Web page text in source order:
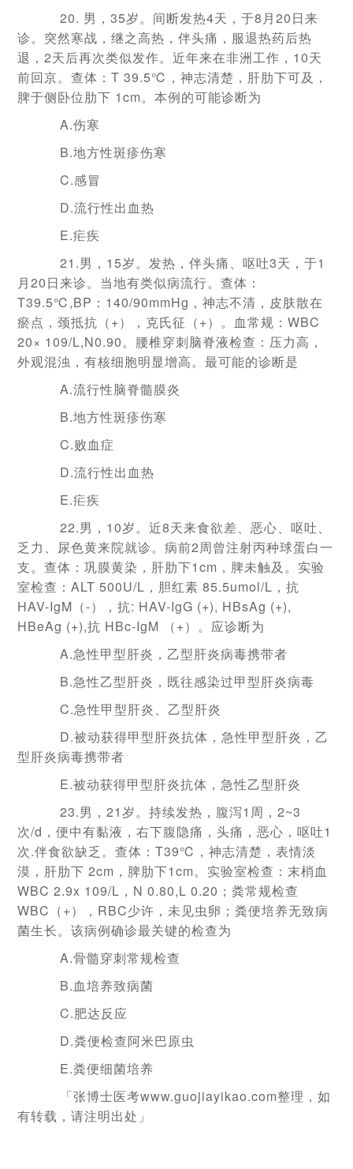
20. 男，35岁。间断发热4天，于8月20日来
诊。突然寒战，继之高热，伴头痛，服退热药后热
退，2天后再次类似发作。近年来在非洲工作，10天
前回京。查体：T 39.5℃，神志清楚，肝肋下可及，
脾于侧卧位肋下 1cm。本例的可能诊断为
A.伤寒
B.地方性斑疹伤寒
C.感冒
D.流行性出血热
E.疟疾
21.男，15岁。发热，伴头痛、呕吐3天，于1
月20日来诊。当地有类似病流行。查体：
T39.5℃,BP：140/90mmHg，神志不清，皮肤散在
瘀点，颈抵抗（+），克氏征（+）。血常规：WBC
20× 109/L,N0.90。腰椎穿刺脑脊液检查：压力高，
外观混浊，有核细胞明显增高。最可能的诊断是
A.流行性脑脊髓膜炎
B.地方性斑疹伤寒
C.败血症
D.流行性出血热
E.疟疾
22.男，10岁。近8天来食欲差、恶心、呕吐、
乏力、尿色黄来院就诊。病前2周曾注射丙种球蛋白一
支。查体：巩膜黄染，肝肋下1cm，脾未触及。实验
室检查：ALT 500U/L，胆红素 85.5umol/L，抗
HAV-IgM（-），抗: HAV-IgG (+), HBsAg (+),
HBeAg (+),抗 HBc-IgM （+）。应诊断为
A.急性甲型肝炎，乙型肝炎病毒携带者
B.急性乙型肝炎，既往感染过甲型肝炎病毒
C.急性甲型肝炎、乙型肝炎
D.被动获得甲型肝炎抗体，急性甲型肝炎，乙
型肝炎病毒携带者
E.被动获得甲型肝炎抗体，急性乙型肝炎
23.男，21岁。持续发热，腹泻1周，2~3
次/d，便中有黏液，右下腹隐痛，头痛，恶心，呕吐1
次.伴食欲缺乏。查体：T39℃，神志清楚，表情淡
漠，肝肋下 2cm，脾肋下1cm。实验室检查：末梢血
WBC 2.9x 109/L，N 0.80,L 0.20；粪常规检查
WBC（+），RBC少许，未见虫卵；粪便培养无致病
菌生长。该病例确诊最关键的检查为
A.骨髓穿刺常规检查
B.血培养致病菌
C.肥达反应
D.粪便检查阿米巴原虫
E.粪便细菌培养
「张博士医考www.guojiayikao.com整理，如
有转载，请注明出处」